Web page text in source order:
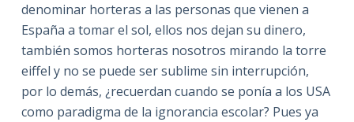
denominar horteras a las personas que vienen a
España a tomar el sol, ellos nos dejan su dinero,
también somos horteras nosotros mirando la torre
eiffel y no se puede ser sublime sin interrupción,
por lo demás, ¿recuerdan cuando se ponía a los USA
como paradigma de la ignorancia escolar? Pues ya